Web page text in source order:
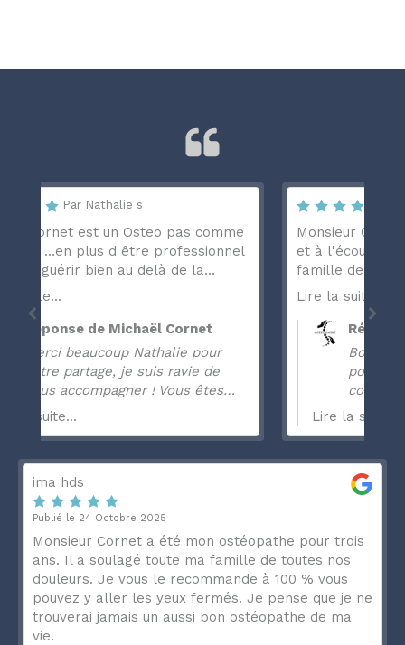
Monsieur CORNET est très professionnel
et à l'écoute de ses patients. Il suit notre
famille depuis plus de 15 ans. Il m'a
soigné et soulagé pour différents maux :
vu ma fille (13 ans) pour la première fois,
elle avait 8 semaines et il l'a suit
toujours. Pour rien au monde, je
changerai d'ostéopathe et je le conseille
à tout mon entourage et mes amis.
Réponse de Michaël Cornet
Bonjour Karine , Merci beaucoup
pour ce commentaire, et de votre
confiance. Excellente journée et
ima hds
Publié le 24 Octobre 2025
Monsieur Cornet a été mon ostéopathe pour trois
ans. Il a soulagé toute ma famille de toutes nos
douleurs. Je vous le recommande à 100 % vous
pouvez y aller les yeux fermés. Je pense que je ne
trouverai jamais un aussi bon ostéopathe de ma
vie.